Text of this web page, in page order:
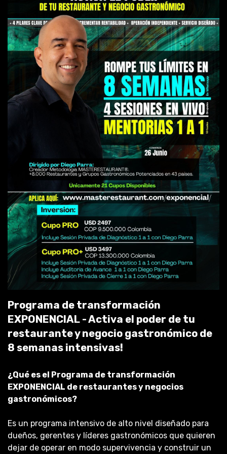
Programa de transformación
EXPONENCIAL - Activa el poder de tu
restaurante y negocio gastronómico de
8 semanas intensivas!
¿Qué es el Programa de transformación
EXPONENCIAL de restaurantes y negocios
gastronómicos?
Es un programa intensivo de alto nivel diseñado para
dueños, gerentes y líderes gastronómicos que quieren
dejar de operar en modo supervivencia y construir un